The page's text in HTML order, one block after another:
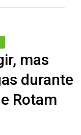
mas
durante
Rotam